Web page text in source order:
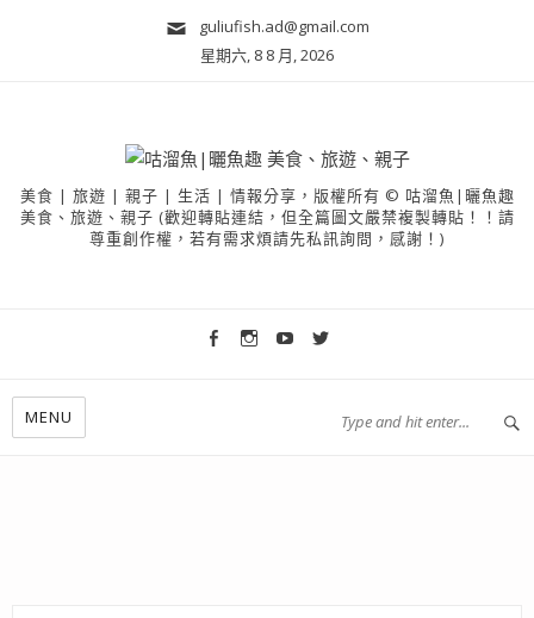
guliufish.ad@gmail.com
星期六, 8 8 月, 2026
美食 | 旅遊 | 親子 | 生活 | 情報分享，版權所有 © 咕溜魚|曬魚趣
美食、旅遊、親子 (歡迎轉貼連結，但全篇圖文嚴禁複製轉貼！！請
尊重創作權，若有需求煩請先私訊詢問，感謝！)
MENU